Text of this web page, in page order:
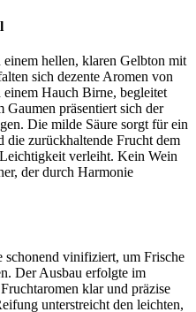
hellen, klaren Gelbton mit
sich dezente Aromen von
Hauch Birne, begleitet
präsentiert sich der
Die milde Säure sorgt für ein
die zurückhaltende Frucht dem
verleiht. Kein Wein
der durch Harmonie
vinifiziert, um Frische
Der Ausbau erfolgte im
klar und präzise
unterstreicht den leichten,